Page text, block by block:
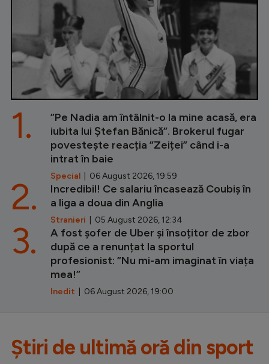
”Pe Nadia am întâlnit-o la mine acasă, era
iubita lui Ștefan Bănică”. Brokerul fugar
povestește reacția ”Zeiței” când i-a
intrat în baie
Special | 06 August 2026, 19:59
1.
Incredibil! Ce salariu încasează Coubiș în
a liga a doua din Anglia
Stranieri | 05 August 2026, 12:34
2.
A fost șofer de Uber și însoțitor de zbor
după ce a renunțat la sportul
profesionist: ”Nu mi-am imaginat în viața
mea!”
Inedit | 06 August 2026, 19:00
3.
Știri de ultimă oră din sport